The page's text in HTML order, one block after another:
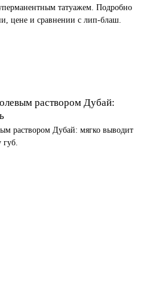
татуажем. Подробно
цене и сравнении с лип-блаш.
раствором Дубай:
раствором Дубай: мягко выводит
губ.